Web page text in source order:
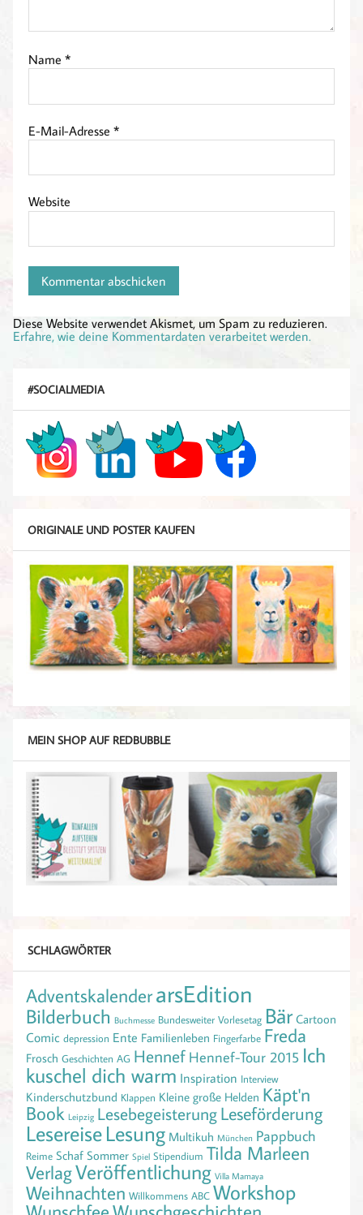
Name*
E-Mail-Adresse*
Website
Diese Website verwendet Akismet, um Spam zu reduzieren.
Erfahre, wie deine Kommentardaten verarbeitet werden.
#SOCIALMEDIA
ORIGINALE UND POSTER KAUFEN
MEIN SHOP AUF REDBUBBLE
SCHLAGWÖRTER
AdventskalenderarsEdition
Bilderbuch Buchmesse Bundesweiter Vorlesetag Bär Cartoon
Comic depression Ente Familienleben Fingerfarbe Freda
Frosch Geschichten AG Hennef Hennef-Tour 2015 Ich
kuschel dich warm Inspiration Interview
Kinderschutzbund Klappen Kleine große Helden Käpt'n
Book Leipzig LesebegeisterungLeseförderung
LesereiseLesung Multikuh München Pappbuch
Reime Schaf Sommer Spiel Stipendium Tilda Marleen
VerlagVeröffentlichung Villa Mamaya
Weihnachten Willkommens ABC Workshop